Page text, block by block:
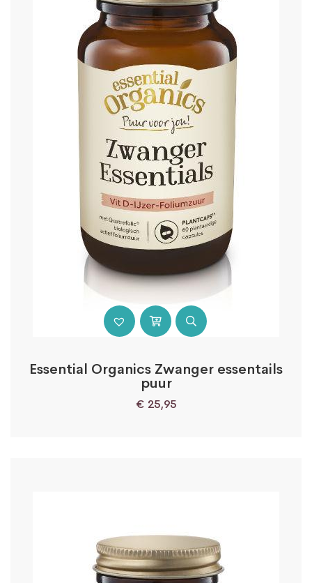
Essential Organics Zwanger essentails
puur
€ 25,95